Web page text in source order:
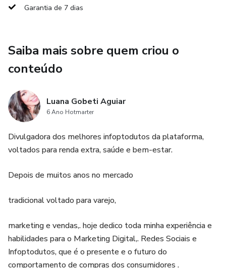
📌 A resistência à rejeição, para não cair frente aos “nãos”
produtividade
📌 A coroa da fidelização, para vender de novo, sempre
📌 O legado do gladiador, para transformar o que você vive
em impacto real
Com linguagem direta, analogias poderosas e atividades
práticas em cada capítulo, você vai sair da leitura com ação
Papacito
O que você vai encontrar
✅ Exercícios e rituais diários
Garantia de 7 dias
Saiba mais sobre quem criou o
conteúdo
Luana Gobeti Aguiar
6 Ano Hotmarter
Divulgadora dos melhores infoptodutos da plataforma,
voltados para renda extra, saúde e bem-estar.
Depois de muitos anos no mercado
tradicional voltado para varejo,
marketing e vendas,. hoje dedico toda minha experiência e
habilidades para o Marketing Digital,. Redes Sociais e
Infoptodutos, que é o presente e o futuro do
comportamento de compras dos consumidores .